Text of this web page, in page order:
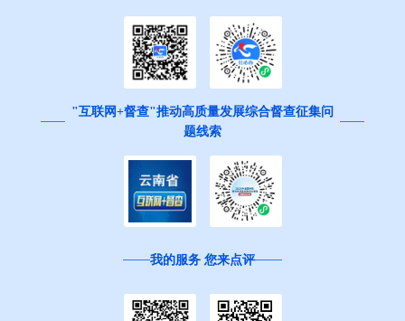
"互联网+督查"推动高质量发展综合督查征集问
题线索
我的服务 您来点评